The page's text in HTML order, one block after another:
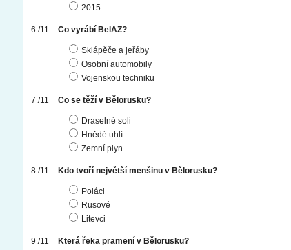
2015
Co vyrábí BelAZ?
Sklápěče a jeřáby
Osobní automobily
Vojenskou techniku
Co se těží v Bělorusku?
Draselné soli
Hnědé uhlí
Zemní plyn
Kdo tvoří největší menšinu v Bělorusku?
Poláci
Rusové
Litevci
Která řeka pramení v Bělorusku?